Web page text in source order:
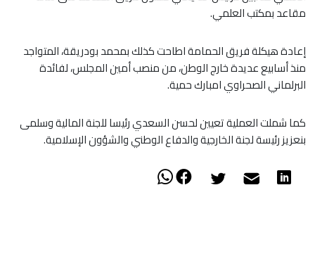
مقاعد بمكتب العلمي.
إعادة هيكلة فريق الحمامة اطاحت كذلك بمحمد بودريقة، المتواجد
منذ أسابيع عديدة خارج الوطن، من منصب أمين المجلس، لفائدة
البرلماني الصحراوي امبارك حمية.
كما شملت العملية تعيين لحسن السعدي رئيسا للجنة المالية وسلمى
بنعزيز رئيسة لجنة الخارجية والدفاع الوطني والشؤون الإسلامية.